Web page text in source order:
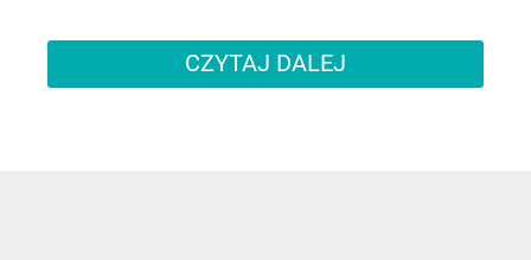
CZYTAJ DALEJ